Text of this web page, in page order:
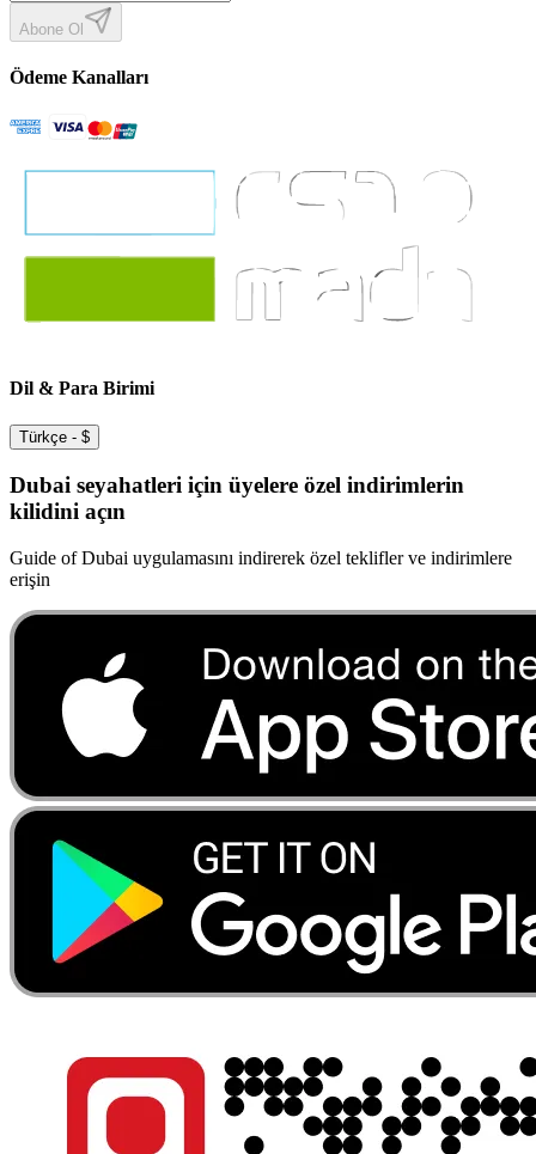
Abone Ol
Ödeme Kanalları
Dil & Para Birimi
Türkçe - $
Dubai seyahatleri için üyelere özel indirimlerin
kilidini açın
Guide of Dubai uygulamasını indirerek özel teklifler ve indirimlere
erişin